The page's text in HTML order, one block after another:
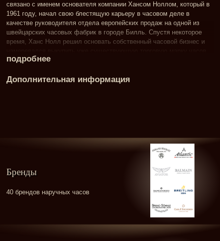
связано с именем основателя компании Хансом Ноллом, который в
1961 году, начал свою блестящую карьеру в часовом деле в
качестве руководителя отдела европейских продаж на одной из
швейцарских часовых фабрик в городе Билль. Спустя некоторое
время, Ханс Нолл решил основать собственный часовой бизнес и
Высокая стоимость марки изменили планы предпринимателя, и он
нуля собственный часовой бренд, да ещё и под своим именем!
подробнее
Дополнительная информация
Бренды
40 брендов наручных часов